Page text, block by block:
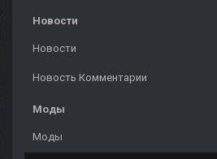
Новости
Новости
Новость Комментарии
Моды
Моды